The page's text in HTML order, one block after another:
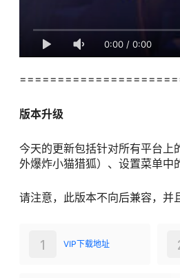
0:00 / 0:00
版本升级
今天的更新包括针对所有平台
外爆炸小猫猎狐）、设置菜单中
请注意，此版本不向后兼容，并
VIP下载地址
1